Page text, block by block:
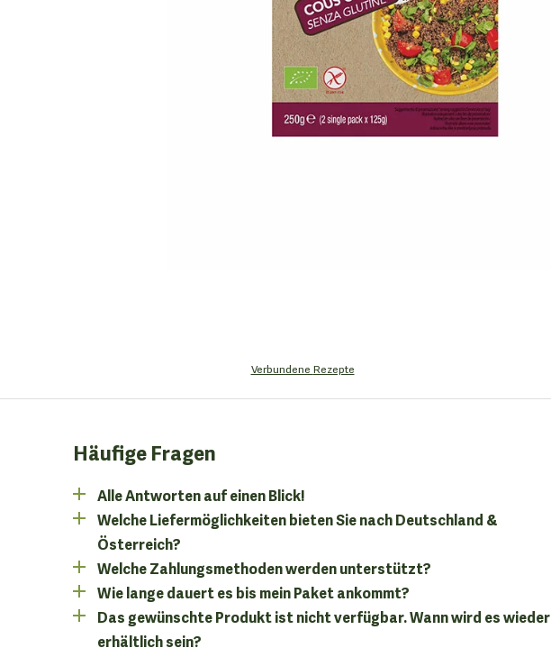
Verbundene Rezepte
Häufige Fragen
Alle Antworten auf einen Blick!
Welche Liefermöglichkeiten bieten Sie nach Deutschland &
Österreich?
Welche Zahlungsmethoden werden unterstützt?
Wie lange dauert es bis mein Paket ankommt?
Das gewünschte Produkt ist nicht verfügbar. Wann wird es wieder
erhältlich sein?